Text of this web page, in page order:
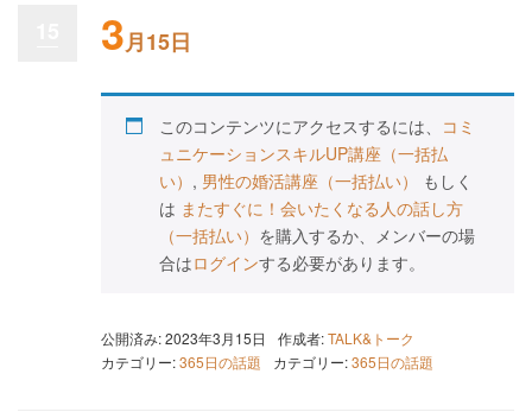
3月15日
このコンテンツにアクセスするには、 コミ
ュニケーションスキルUP講座（一括払
い） , 男性の婚活講座（一括払い）
もしく
は またすぐに！会いたくなる人の話し方
（一括払い） を購入するか、メンバーの場
合はログインする必要があります。
公開済み: 2023年3月15日 作成者:TALK&トーク
カテゴリー:365日の話題 カテゴリー:365日の話題